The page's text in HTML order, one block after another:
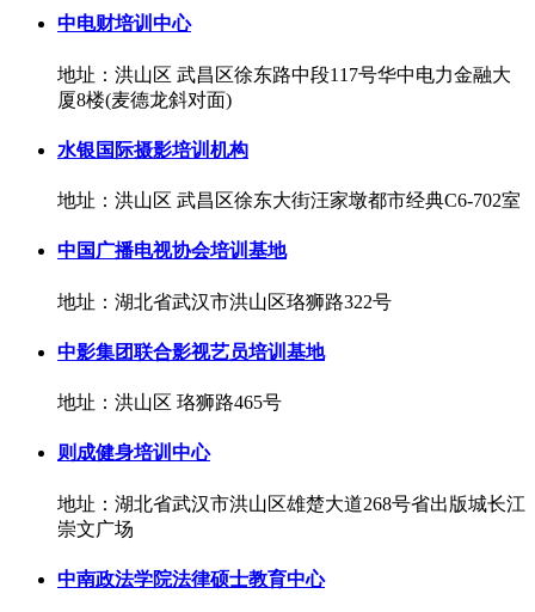
中电财培训中心
地址：洪山区 武昌区徐东路中段117号华中电力金融大
厦8楼(麦德龙斜对面)
水银国际摄影培训机构
地址：洪山区 武昌区徐东大街汪家墩都市经典C6-702室
中国广播电视协会培训基地
地址：湖北省武汉市洪山区珞狮路322号
中影集团联合影视艺员培训基地
地址：洪山区 珞狮路465号
则成健身培训中心
地址：湖北省武汉市洪山区雄楚大道268号省出版城长江
崇文广场
中南政法学院法律硕士教育中心